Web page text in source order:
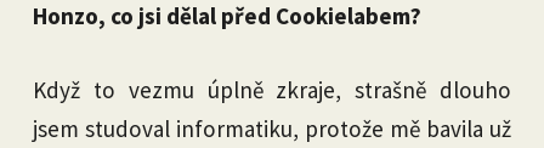
Honzo, co jsi dělal před Cookielabem?
Když to vezmu úplně zkraje, strašně dlouho
jsem studoval informatiku, protože mě bavila už